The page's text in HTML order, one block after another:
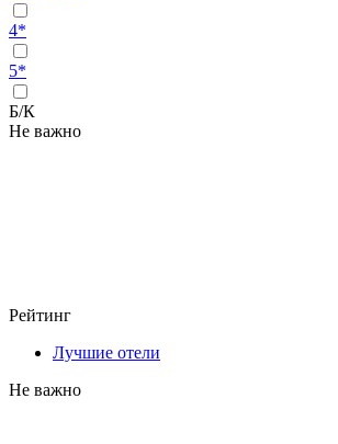
4*
5*
Б/К
Не важно
Рейтинг
Лучшие отели
Не важно